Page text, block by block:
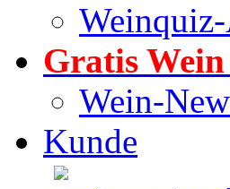
Gratis
Wein-
Kunde